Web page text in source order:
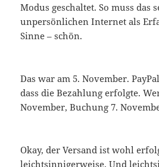
Modus geschaltet. So muss das
unpersönlichen Internet als
Sinne – schön.
Das war am 5. November.
dass die Bezahlung erfolgte.
November, Buchung 7.
Okay, der Versand ist wohl
leichtsinnigerweise. Und